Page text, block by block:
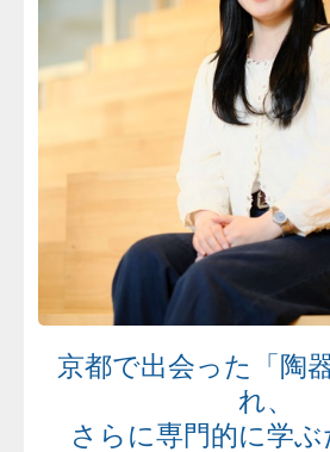
京都で出会った「陶
れ、
さらに専門的に学